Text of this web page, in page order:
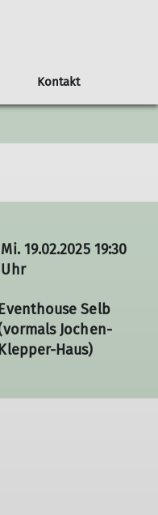
Kontakt
Mi. 19.02.2025 19:30
Uhr
Eventhouse Selb
Jochen-
Klepper-Haus)